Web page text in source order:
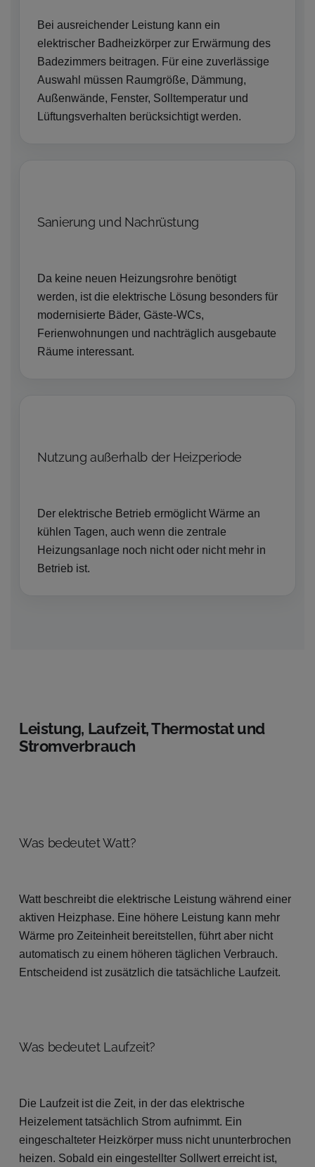
Bei ausreichender Leistung kann ein
elektrischer Badheizkörper zur Erwärmung des
Badezimmers beitragen. Für eine zuverlässige
Auswahl müssen Raumgröße, Dämmung,
Außenwände, Fenster, Solltemperatur und
Lüftungsverhalten berücksichtigt werden.
Sanierung und Nachrüstung
Da keine neuen Heizungsrohre benötigt
werden, ist die elektrische Lösung besonders für
modernisierte Bäder, Gäste-WCs,
Ferienwohnungen und nachträglich ausgebaute
Räume interessant.
Nutzung außerhalb der Heizperiode
Der elektrische Betrieb ermöglicht Wärme an
kühlen Tagen, auch wenn die zentrale
Heizungsanlage noch nicht oder nicht mehr in
Betrieb ist.
Leistung, Laufzeit, Thermostat und
Stromverbrauch
Was bedeutet Watt?
Watt beschreibt die elektrische Leistung während einer
aktiven Heizphase. Eine höhere Leistung kann mehr
Wärme pro Zeiteinheit bereitstellen, führt aber nicht
automatisch zu einem höheren täglichen Verbrauch.
Entscheidend ist zusätzlich die tatsächliche Laufzeit.
Was bedeutet Laufzeit?
Die Laufzeit ist die Zeit, in der das elektrische
Heizelement tatsächlich Strom aufnimmt. Ein
eingeschalteter Heizkörper muss nicht ununterbrochen
heizen. Sobald ein eingestellter Sollwert erreicht ist,